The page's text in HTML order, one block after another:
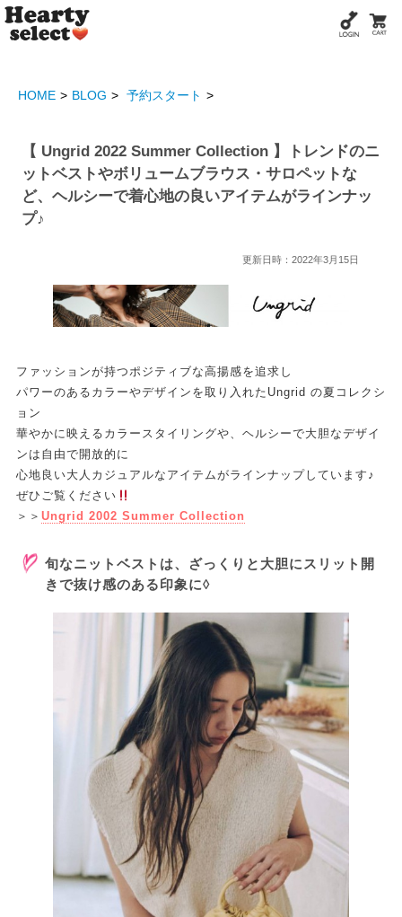
HOME BLOG 予約スタート
【 Ungrid 2022 Summer Collection 】トレンドのニ
ットベストやボリュームブラウス・サロペットな
ど、ヘルシーで着心地の良いアイテムがラインナッ
プ♪
更新日時：2022年3月15日
ファッションが持つポジティブな高揚感を追求し
パワーのあるカラーやデザインを取り入れたUngrid の夏コレクシ
ョン
華やかに映えるカラースタイリングや、ヘルシーで大胆なデザイ
ンは自由で開放的に
心地良い大人カジュアルなアイテムがラインナップしています♪
ぜひご覧ください
＞＞ Ungrid 2002 Summer Collection
旬なニットベストは、ざっくりと大胆にスリット開
きで抜け感のある印象に◊